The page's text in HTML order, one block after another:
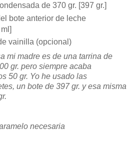
de 370 gr. [397 gr.]
bote anterior de leche
vainilla (opcional)
mi madre es de una tarrina de
gr. pero siempre acaba
50 gr. Yo he usado las
un bote de 397 gr. y esa misma
necesaria